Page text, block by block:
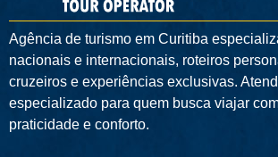
Agência de turismo em Curitiba
nacionais e internacionais, roteiros
cruzeiros e experiências exclusivas.
especializado para quem busca viajar
praticidade e conforto.